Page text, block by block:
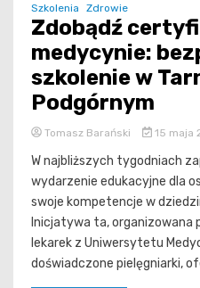
Szkolenia Zdrowie
Zdobądź
medycynie:
szkolenie w
Podgórnym
Tomasz Barański 15 maja
W najbliższych tygodniach
wydarzenie edukacyjne dla
swoje kompetencje w
Inicjatywa ta, organizowana
lekarek z Uniwersytetu
doświadczone pielęgniarki,